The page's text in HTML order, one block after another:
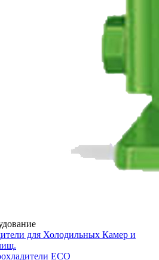
для Холодильных Камер и
ECO